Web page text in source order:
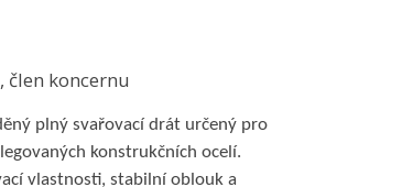
člen koncernu
plný svařovací drát určený pro
konstrukčních ocelí.
vlastnosti, stabilní oblouk a